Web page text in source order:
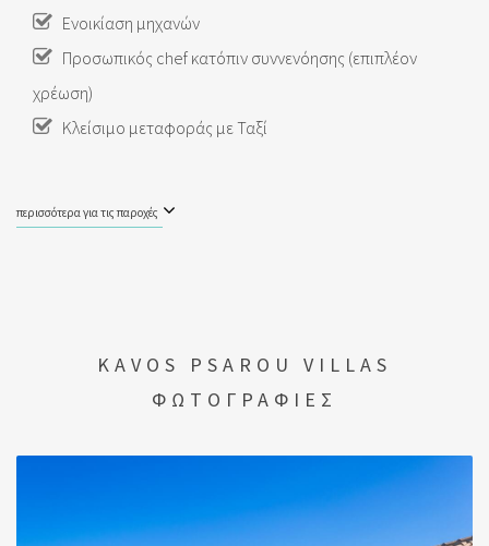
Ενοικίαση μηχανών
Προσωπικός chef κατόπιν συννενόησης (επιπλέον
χρέωση)
Κλείσιμο μεταφοράς με Ταξί
περισσότερα για τις παροχές
KAVOS PSAROU VILLAS
ΦΩΤΟΓΡΑΦΙΕΣ